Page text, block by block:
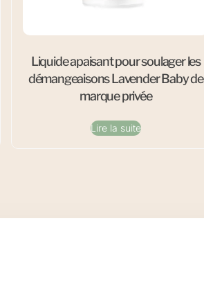
Liquide apaisant pour soulager les
démangeaisons Lavender Baby de
marque privée
Lire la suite